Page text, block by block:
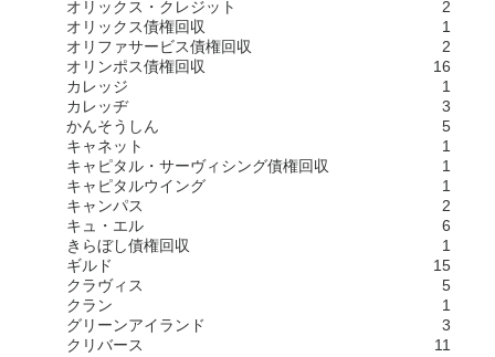
オリックス・クレジット
2
オリックス債権回収
1
オリファサービス債権回収
2
オリンポス債権回収
16
カレッジ
1
カレッヂ
3
かんそうしん
5
キャネット
1
キャピタル・サーヴィシング債権回収
1
キャピタルウイング
1
キャンパス
2
キュ・エル
6
きらぼし債権回収
1
ギルド
15
クラヴィス
5
クラン
1
グリーンアイランド
3
クリバース
11